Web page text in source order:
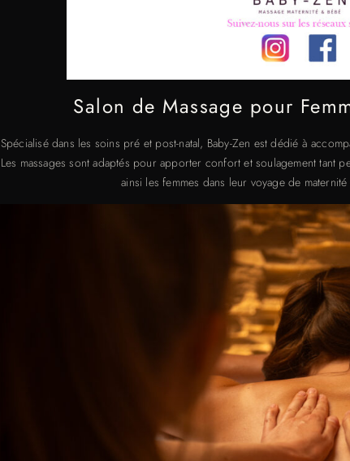
Salon de Massage pour
Spécialisé dans les soins pré et post-natal, Baby-Zen est dédié à
Les massages sont adaptés pour apporter confort et soulagement tant
ainsi les femmes dans leur voyage de